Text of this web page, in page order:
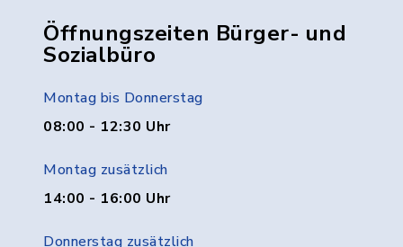
Öffnungszeiten Bürger- und
Sozialbüro
Montag bis Donnerstag
08:00 - 12:30 Uhr
Montag zusätzlich
14:00 - 16:00 Uhr
Donnerstag zusätzlich